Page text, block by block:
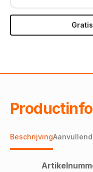
Beschrijving